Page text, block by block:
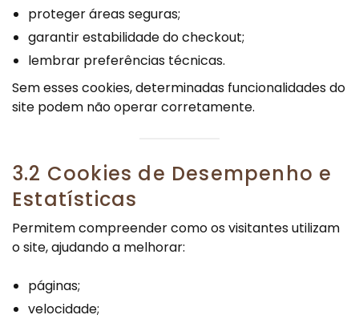
proteger áreas seguras;
garantir estabilidade do checkout;
lembrar preferências técnicas.
Sem esses cookies, determinadas funcionalidades do
site podem não operar corretamente.
3.2 Cookies de Desempenho e
Estatísticas
Permitem compreender como os visitantes utilizam
o site, ajudando a melhorar:
páginas;
velocidade;